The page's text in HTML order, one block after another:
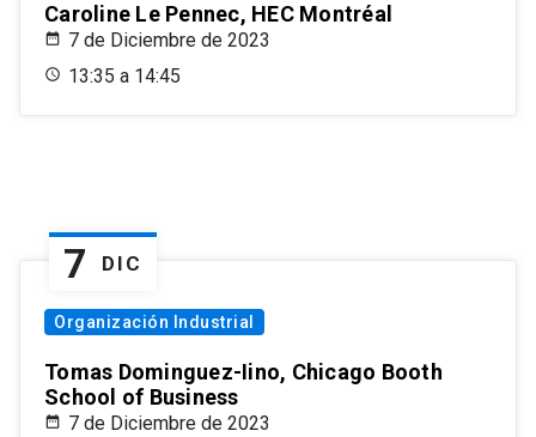
Caroline Le Pennec, HEC Montréal
7 de Diciembre de 2023
13:35 a 14:45
7 DIC
Organización Industrial
Tomas Dominguez-Iino, Chicago Booth
School of Business
7 de Diciembre de 2023